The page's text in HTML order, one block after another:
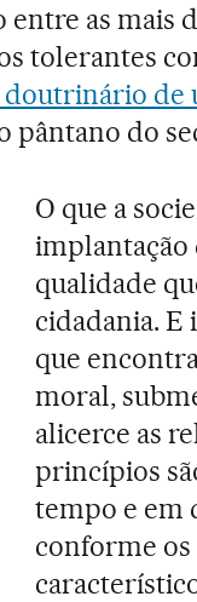
entre as mais
tolerantes
de
pântano do
O que a
implantação
qualidade
cidadania. E
que
moral,
alicerce as
princípios
tempo e em
conforme os